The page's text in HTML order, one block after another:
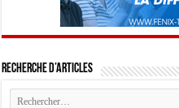
Recherche d’articles